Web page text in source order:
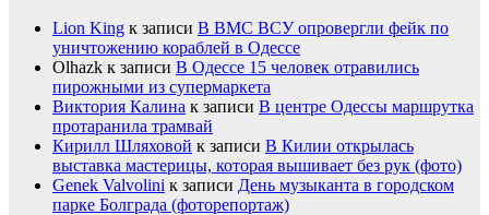
Lion King к записи В ВМС ВСУ опровергли фейк по
уничтожению кораблей в Одессе
Olhazk к записи В Одессе 15 человек отравились
пирожными из супермаркета
Виктория Калина к записи В центре Одессы маршрутка
протаранила трамвай
Кирилл Шляховой к записи В Килии открылась
выставка мастерицы, которая вышивает без рук (фото)
Genek Valvolini к записи День музыканта в городском
парке Болграда (фоторепортаж)